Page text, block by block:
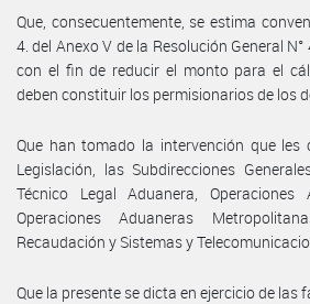
Que, consecuentemente, se estima
4. del Anexo V de la Resolución General
con el fin de reducir el monto para el
deben constituir los permisionarios de los
Que han tomado la intervención que les
Legislación, las Subdirecciones
Técnico Legal Aduanera, Operaciones
Operaciones Aduaneras
Recaudación y Sistemas y
Que la presente se dicta en ejercicio de